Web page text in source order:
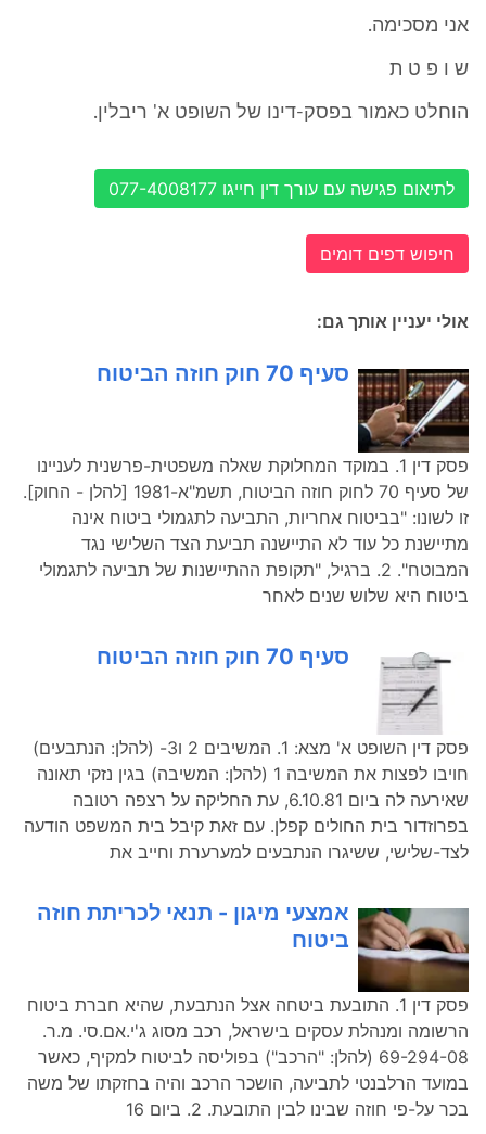
אני מסכימה.
ש ו פ ט ת
הוחלט כאמור בפסק-דינו של השופט א' ריבלין.
לתיאום פגישה עם עורך דין חייגו 077-4008177
חיפוש דפים דומים
אולי יעניין אותך גם:
סעיף 70 חוק חוזה הביטוח
פסק דין 1. במוקד המחלוקת שאלה משפטית-פרשנית לעניינו
של סעיף 70 לחוק חוזה הביטוח, תשמ"א-1981 [להלן - החוק].
זו לשונו: "בביטוח אחריות, התביעה לתגמולי ביטוח אינה
מתיישנת כל עוד לא התיישנה תביעת הצד השלישי נגד
המבוטח". 2. ברגיל, "תקופת ההתיישנות של תביעה לתגמולי
ביטוח היא שלוש שנים לאחר
סעיף ‎70 חוק חוזה הביטוח
פסק דין השופט א' מצא: 1. המשיבים ‎2 ו‎3- (להלן: הנתבעים)
חויבו לפצות את המשיבה ‎1 (להלן: המשיבה) בגין נזקי תאונה
שאירעה לה ביום ‎6.10.81, עת החליקה על רצפה רטובה
בפרוזדור בית החולים קפלן. עם זאת קיבל בית המשפט הודעה
לצד-שלישי, ששיגרו הנתבעים למערערת וחייב את
אמצעי מיגון - תנאי לכריתת חוזה
ביטוח
פסק דין 1. התובעת ביטחה אצל הנתבעת, שהיא חברת ביטוח
הרשומה ומנהלת עסקים בישראל, רכב מסוג ג'י.אם.סי. מ.ר.
69-294-08 (להלן: "הרכב") בפוליסה לביטוח למקיף, כאשר
במועד הרלבנטי לתביעה, הושכר הרכב והיה בחזקתו של משה
בכר על-פי חוזה שבינו לבין התובעת. 2. ביום 16